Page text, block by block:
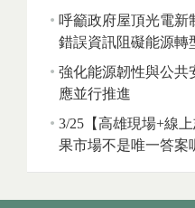
呼籲政府屋頂光電新
錯誤資訊阻礙能源轉
強化能源韌性與公共
應並行推進
3/25【高雄現場+線
果市場不是唯一答案